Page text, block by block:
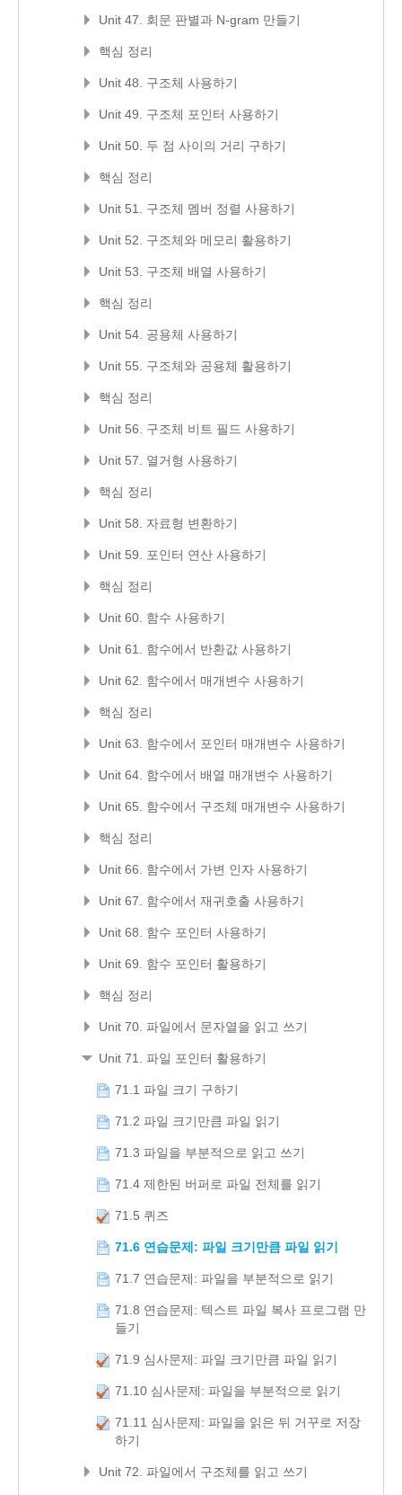
Unit 47. 회문 판별과 N-gram 만들기
핵심 정리
Unit 48. 구조체 사용하기
Unit 49. 구조체 포인터 사용하기
Unit 50. 두 점 사이의 거리 구하기
핵심 정리
Unit 51. 구조체 멤버 정렬 사용하기
Unit 52. 구조체와 메모리 활용하기
Unit 53. 구조체 배열 사용하기
핵심 정리
Unit 54. 공용체 사용하기
Unit 55. 구조체와 공용체 활용하기
핵심 정리
Unit 56. 구조체 비트 필드 사용하기
Unit 57. 열거형 사용하기
핵심 정리
Unit 58. 자료형 변환하기
Unit 59. 포인터 연산 사용하기
핵심 정리
Unit 60. 함수 사용하기
Unit 61. 함수에서 반환값 사용하기
Unit 62. 함수에서 매개변수 사용하기
핵심 정리
Unit 63. 함수에서 포인터 매개변수 사용하기
Unit 64. 함수에서 배열 매개변수 사용하기
Unit 65. 함수에서 구조체 매개변수 사용하기
핵심 정리
Unit 66. 함수에서 가변 인자 사용하기
Unit 67. 함수에서 재귀호출 사용하기
Unit 68. 함수 포인터 사용하기
Unit 69. 함수 포인터 활용하기
핵심 정리
Unit 70. 파일에서 문자열을 읽고 쓰기
Unit 71. 파일 포인터 활용하기
71.1 파일 크기 구하기
71.2 파일 크기만큼 파일 읽기
71.3 파일을 부분적으로 읽고 쓰기
71.4 제한된 버퍼로 파일 전체를 읽기
71.5 퀴즈
71.6 연습문제: 파일 크기만큼 파일 읽기
71.7 연습문제: 파일을 부분적으로 읽기
71.8 연습문제: 텍스트 파일 복사 프로그램 만
들기
71.9 심사문제: 파일 크기만큼 파일 읽기
71.10 심사문제: 파일을 부분적으로 읽기
71.11 심사문제: 파일을 읽은 뒤 거꾸로 저장
하기
Unit 72. 파일에서 구조체를 읽고 쓰기